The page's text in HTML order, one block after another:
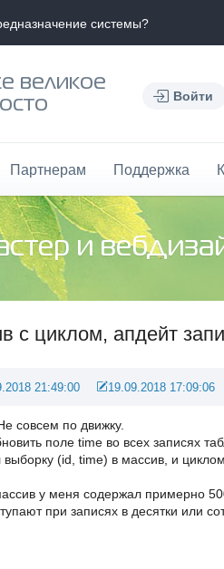
системы?
великое
Войти
Партнерам Поддержка
и
с циклом, апдейт
21:49:00 19.09.2018 17:09:06
совсем по движку.
поле time во всех записях
(id, time) в массив, и
у меня содержал примерно
при записях в десятки или